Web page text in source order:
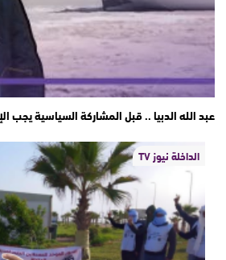
عبد الله الدبيا .. قبل المشاركة السياسية يجب
الداخلة نيوز TV